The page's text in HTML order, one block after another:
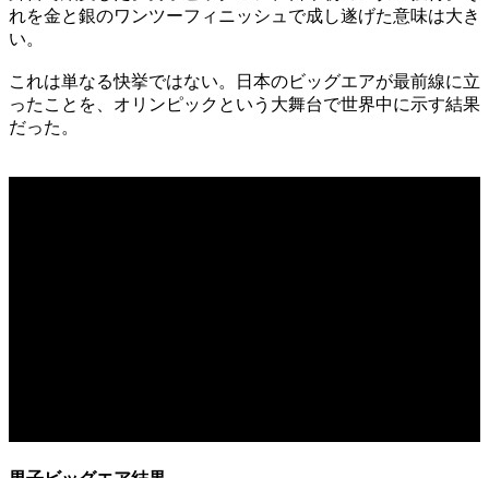
れを金と銀のワンツーフィニッシュで成し遂げた意味は大き
い。
これは単なる快挙ではない。日本のビッグエアが最前線に立
ったことを、オリンピックという大舞台で世界中に示す結果
だった。